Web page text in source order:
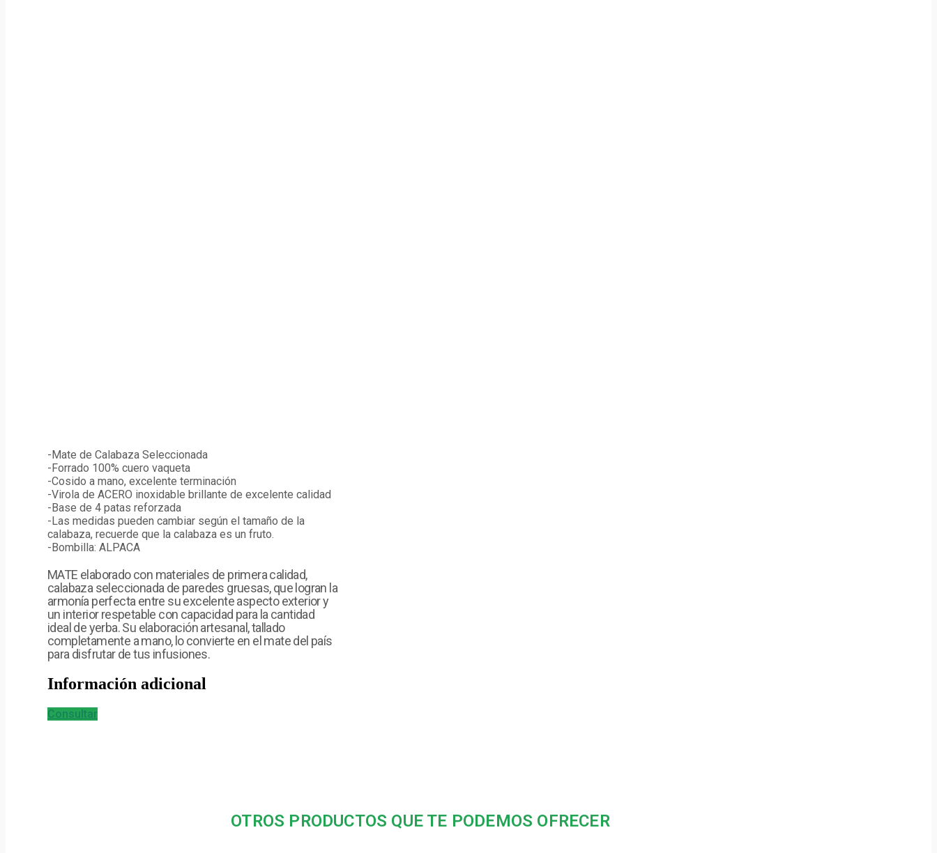
-Mate de Calabaza Seleccionada
-Forrado 100% cuero vaqueta
-Cosido a mano, excelente terminación
-Virola de ACERO inoxidable brillante de excelente calidad
-Base de 4 patas reforzada
-Las medidas pueden cambiar según el tamaño de la
calabaza, recuerde que la calabaza es un fruto.
-Bombilla: ALPACA
MATE elaborado con materiales de primera calidad,
calabaza seleccionada de paredes gruesas, que logran la
armonía perfecta entre su excelente aspecto exterior y
un interior respetable con capacidad para la cantidad
ideal de yerba. Su elaboración artesanal, tallado
completamente a mano, lo convierte en el mate del país
para disfrutar de tus infusiones.
Información adicional
Consultar
OTROS PRODUCTOS QUE TE PODEMOS OFRECER